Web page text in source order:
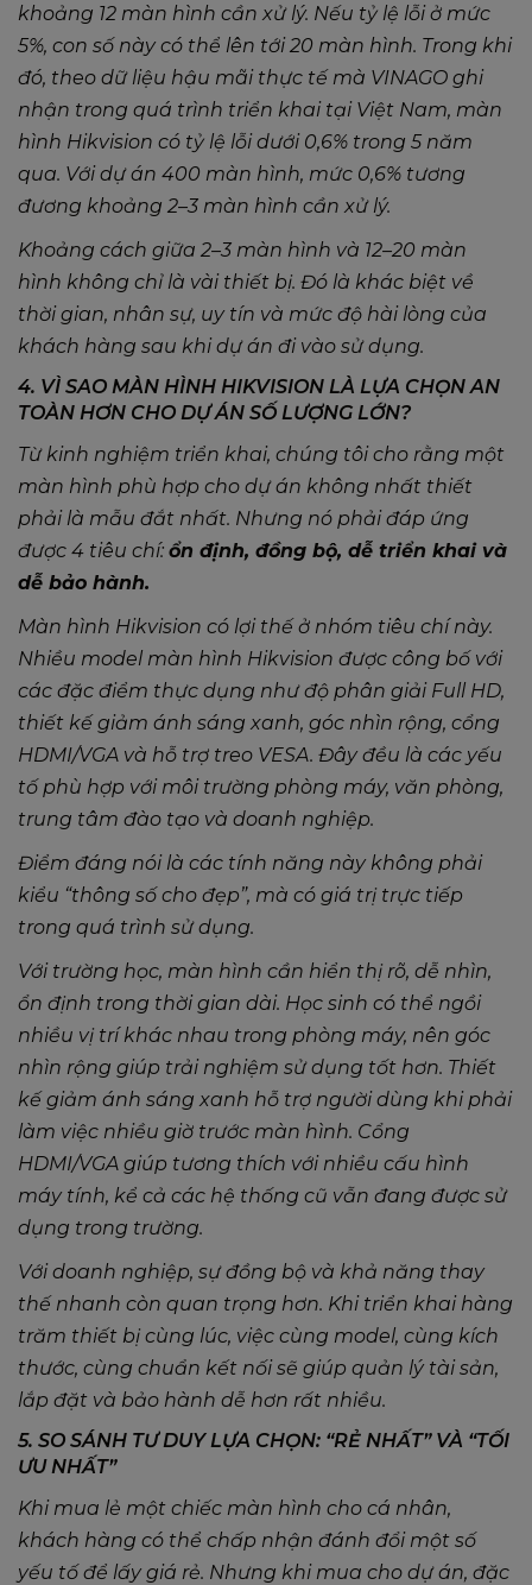
khoảng 12 màn hình cần xử lý. Nếu tỷ lệ lỗi ở mức
5%, con số này có thể lên tới 20 màn hình. Trong khi
đó, theo dữ liệu hậu mãi thực tế mà VINAGO ghi
nhận trong quá trình triển khai tại Việt Nam, màn
hình Hikvision có tỷ lệ lỗi dưới 0,6% trong 5 năm
qua. Với dự án 400 màn hình, mức 0,6% tương
đương khoảng 2–3 màn hình cần xử lý.
Khoảng cách giữa 2–3 màn hình và 12–20 màn
hình không chỉ là vài thiết bị. Đó là khác biệt về
thời gian, nhân sự, uy tín và mức độ hài lòng của
khách hàng sau khi dự án đi vào sử dụng.
4. VÌ SAO MÀN HÌNH HIKVISION LÀ LỰA CHỌN AN
TOÀN HƠN CHO DỰ ÁN SỐ LƯỢNG LỚN?
Từ kinh nghiệm triển khai, chúng tôi cho rằng một
màn hình phù hợp cho dự án không nhất thiết
phải là mẫu đắt nhất. Nhưng nó phải đáp ứng
được 4 tiêu chí: ổn định, đồng bộ, dễ triển khai và
dễ bảo hành.
Màn hình Hikvision có lợi thế ở nhóm tiêu chí này.
Nhiều model màn hình Hikvision được công bố với
các đặc điểm thực dụng như độ phân giải Full HD,
thiết kế giảm ánh sáng xanh, góc nhìn rộng, cổng
HDMI/VGA và hỗ trợ treo VESA. Đây đều là các yếu
tố phù hợp với môi trường phòng máy, văn phòng,
trung tâm đào tạo và doanh nghiệp.
Điểm đáng nói là các tính năng này không phải
kiểu “thông số cho đẹp”, mà có giá trị trực tiếp
trong quá trình sử dụng.
Với trường học, màn hình cần hiển thị rõ, dễ nhìn,
ổn định trong thời gian dài. Học sinh có thể ngồi
nhiều vị trí khác nhau trong phòng máy, nên góc
nhìn rộng giúp trải nghiệm sử dụng tốt hơn. Thiết
kế giảm ánh sáng xanh hỗ trợ người dùng khi phải
làm việc nhiều giờ trước màn hình. Cổng
HDMI/VGA giúp tương thích với nhiều cấu hình
máy tính, kể cả các hệ thống cũ vẫn đang được sử
dụng trong trường.
Với doanh nghiệp, sự đồng bộ và khả năng thay
thế nhanh còn quan trọng hơn. Khi triển khai hàng
trăm thiết bị cùng lúc, việc cùng model, cùng kích
thước, cùng chuẩn kết nối sẽ giúp quản lý tài sản,
lắp đặt và bảo hành dễ hơn rất nhiều.
5. SO SÁNH TƯ DUY LỰA CHỌN: “RẺ NHẤT” VÀ “TỐI
ƯU NHẤT”
Khi mua lẻ một chiếc màn hình cho cá nhân,
khách hàng có thể chấp nhận đánh đổi một số
yếu tố để lấy giá rẻ. Nhưng khi mua cho dự án, đặc